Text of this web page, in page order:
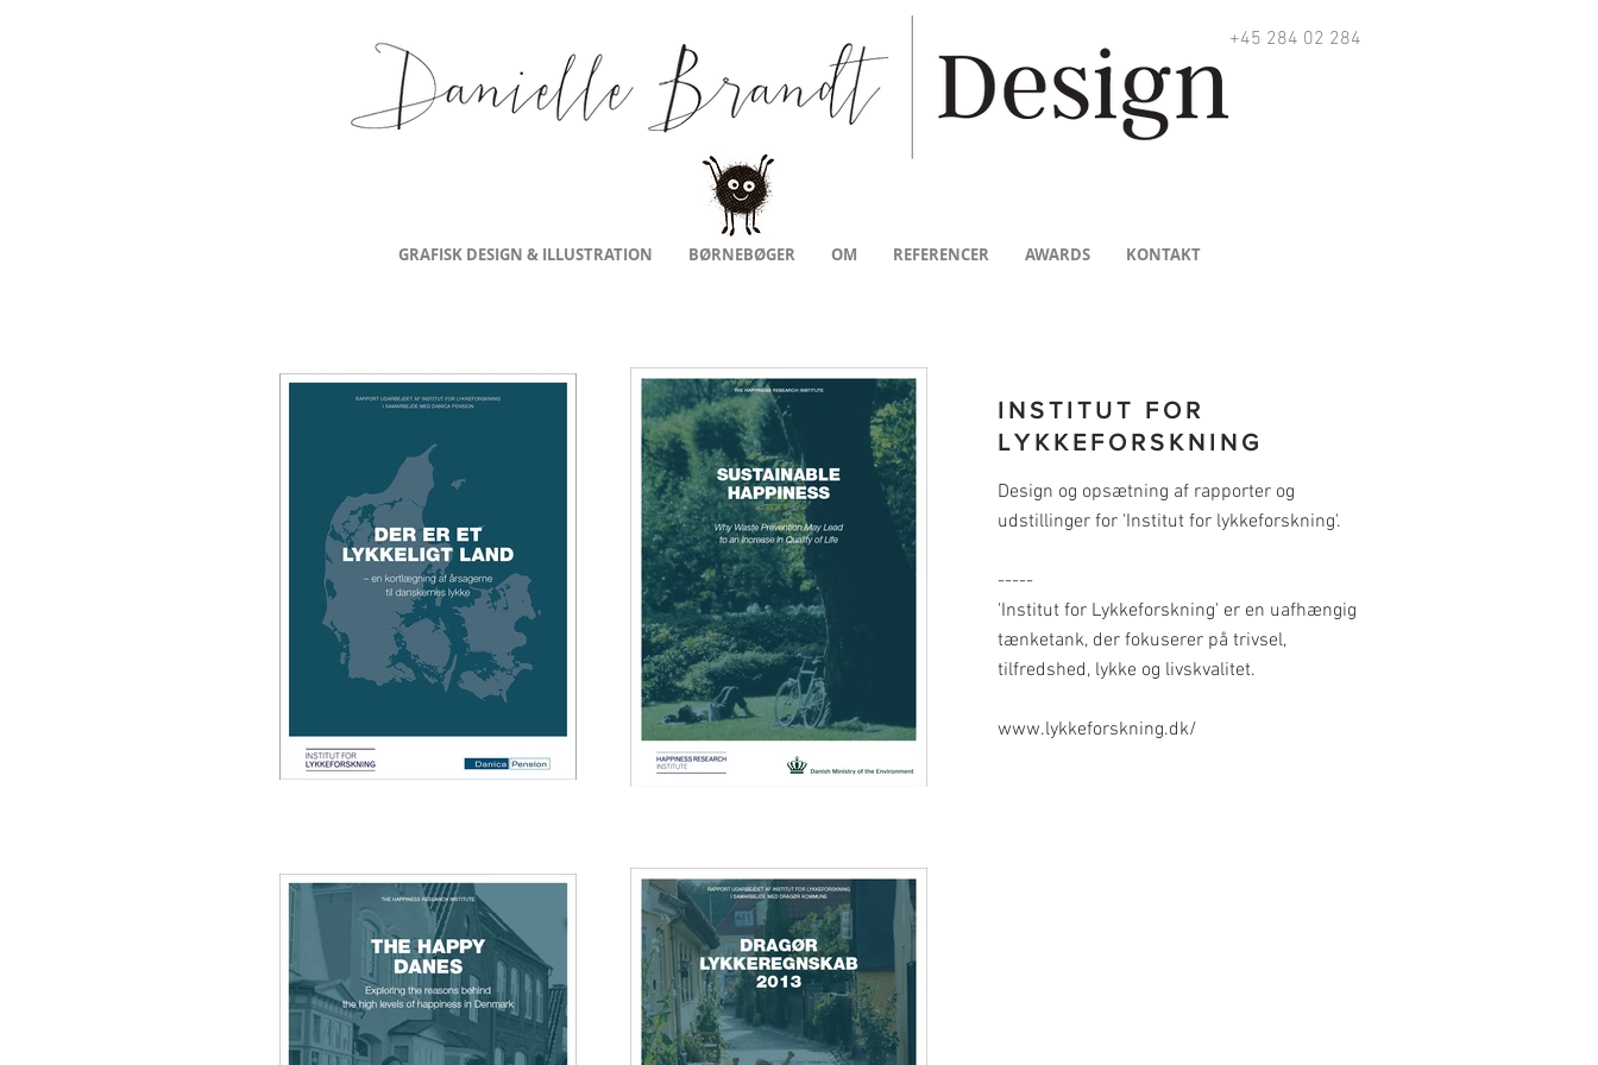
+45 284 02 284
GRAFISK DESIGN & ILLUSTRATION BØRNEBØGER OM REFERENCER AWARDS KONTAKT
INSTITUT FOR
LYKKEFORSKNING
Design og opsætning af rapporter og
udstillinger for 'Institut for lykkeforskning'.
-----
'Institut for Lykkeforskning' er en uafhængig
tænketank, der fokuserer på trivsel,
tilfredshed, lykke og livskvalitet.
www.lykkeforskning.dk/